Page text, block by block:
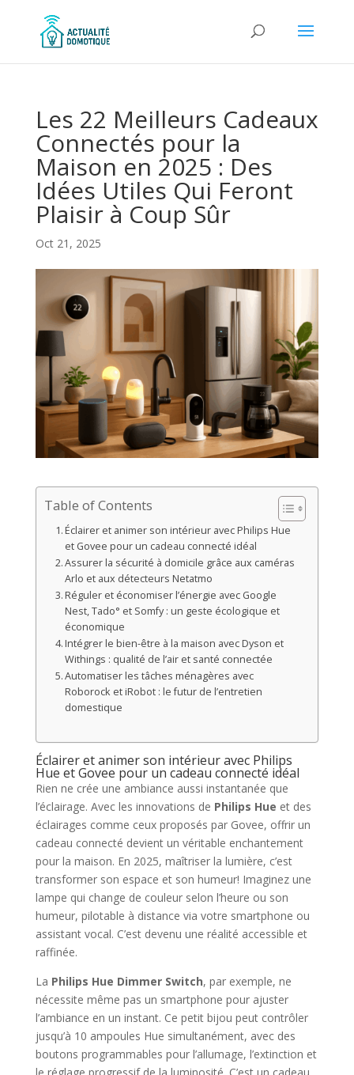
Les 22 Meilleurs Cadeaux
Connectés pour la
Maison en 2025 : Des
Idées Utiles Qui Feront
Plaisir à Coup Sûr
Oct 21, 2025
Table of Contents
Éclairer et animer son intérieur avec Philips Hue
et Govee pour un cadeau connecté idéal
Assurer la sécurité à domicile grâce aux caméras
Arlo et aux détecteurs Netatmo
Réguler et économiser l’énergie avec Google
Nest, Tado° et Somfy : un geste écologique et
économique
Intégrer le bien-être à la maison avec Dyson et
Withings : qualité de l’air et santé connectée
Automatiser les tâches ménagères avec
Roborock et iRobot : le futur de l’entretien
domestique
Éclairer et animer son intérieur avec Philips
Hue et Govee pour un cadeau connecté idéal
Rien ne crée une ambiance aussi instantanée que
l’éclairage. Avec les innovations de Philips Hue et des
éclairages comme ceux proposés par Govee, offrir un
cadeau connecté devient un véritable enchantement
pour la maison. En 2025, maîtriser la lumière, c’est
transformer son espace et son humeur! Imaginez une
lampe qui change de couleur selon l’heure ou son
humeur, pilotable à distance via votre smartphone ou
assistant vocal. C’est devenu une réalité accessible et
raffinée.
La Philips Hue Dimmer Switch, par exemple, ne
nécessite même pas un smartphone pour ajuster
l’ambiance en un instant. Ce petit bijou peut contrôler
jusqu’à 10 ampoules Hue simultanément, avec des
boutons programmables pour l’allumage, l’extinction et